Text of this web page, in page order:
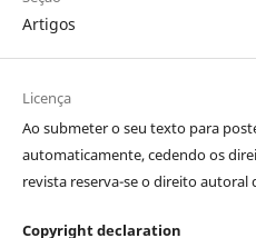
Artigos
Licença
Ao submeter o seu texto para
automaticamente, cedendo os
revista reserva-se o direito
Copyright declaration